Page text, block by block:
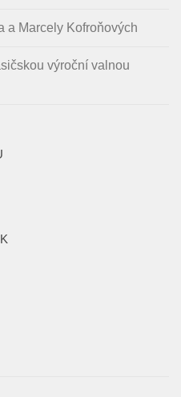
a Marcely Kofroňových
výroční valnou